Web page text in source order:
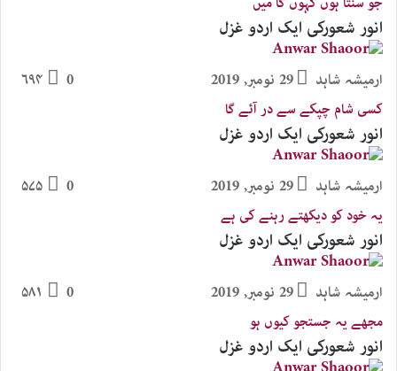
انور شعورکی ایک اردو غزل
ارمیشہ شاہد 29 نومبر, 2019 0
کسی شام چپکے سے در آئے گا
انور شعورکی ایک اردو غزل
ارمیشہ شاہد 29 نومبر, 2019 0
یہ خود کو دیکھتے رہنے کی ہے
انور شعورکی ایک اردو غزل
ارمیشہ شاہد 29 نومبر, 2019 0
مجھے یہ جستجو کیوں ہو
انور شعورکی ایک اردو غزل